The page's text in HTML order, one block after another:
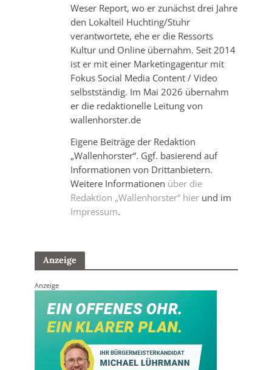
Weser Report, wo er zunächst drei Jahre
den Lokalteil Huchting/Stuhr
verantwortete, ehe er die Ressorts
Kultur und Online übernahm. Seit 2014
ist er mit einer Marketingagentur mit
Fokus Social Media Content / Video
selbstständig. Im Mai 2026 übernahm
er die redaktionelle Leitung von
wallenhorster.de
Eigene Beiträge der Redaktion
„Wallenhorster“. Ggf. basierend auf
Informationen von Drittanbietern.
Weitere Informationen über die
Redaktion „Wallenhorster“ hierund im
Impressum.
Anzeige
Anzeige